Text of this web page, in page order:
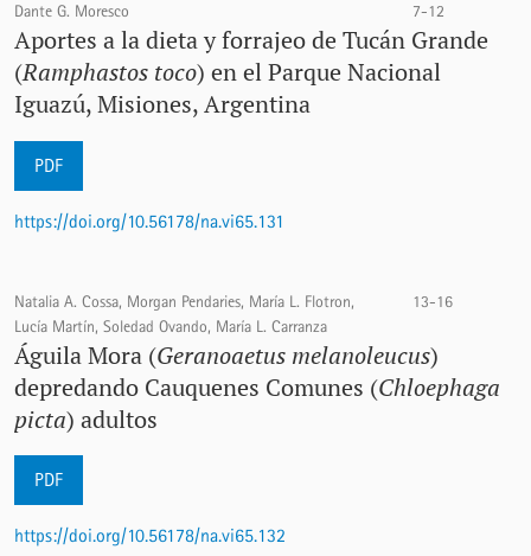
Dante G. Moresco 7-12
Aportes a la dieta y forrajeo de Tucán Grande
(Ramphastos toco) en el Parque Nacional
Iguazú, Misiones, Argentina
PDF
https://doi.org/10.56178/na.vi65.131
Natalia A. Cossa, Morgan Pendaries, María L. Flotron,
Lucía Martín, Soledad Ovando, María L. Carranza
13-16
Águila Mora (Geranoaetus melanoleucus)
depredando Cauquenes Comunes (Chloephaga
picta) adultos
PDF
https://doi.org/10.56178/na.vi65.132